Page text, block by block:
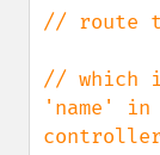
// route
// which
'name'
controller